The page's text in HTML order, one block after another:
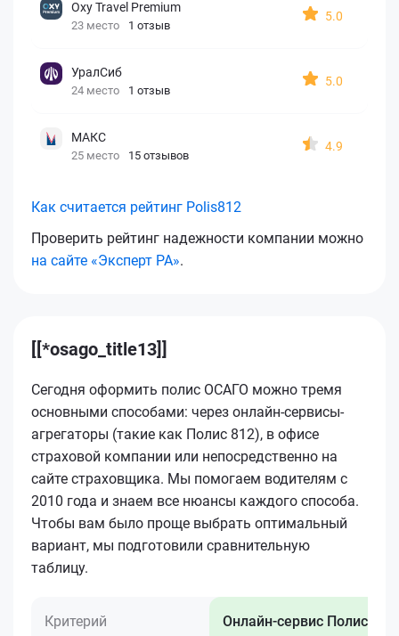
Oxy Travel Premium
23 место 1 отзыв
5.0
УралСиб
24 место 1 отзыв
5.0
МАКС
25 место 15 отзывов
4.9
Как считается рейтинг Polis812
Проверить рейтинг надежности компании можно
на сайте «Эксперт РА».
[[*osago_title13]]
Сегодня оформить полис ОСАГО можно тремя
основными способами: через онлайн-сервисы-
агрегаторы (такие как Полис 812), в офисе
страховой компании или непосредственно на
сайте страховщика. Мы помогаем водителям с
2010 года и знаем все нюансы каждого способа.
Чтобы вам было проще выбрать оптимальный
вариант, мы подготовили сравнительную
таблицу.
Критерий Онлайн-сервис Полис 812